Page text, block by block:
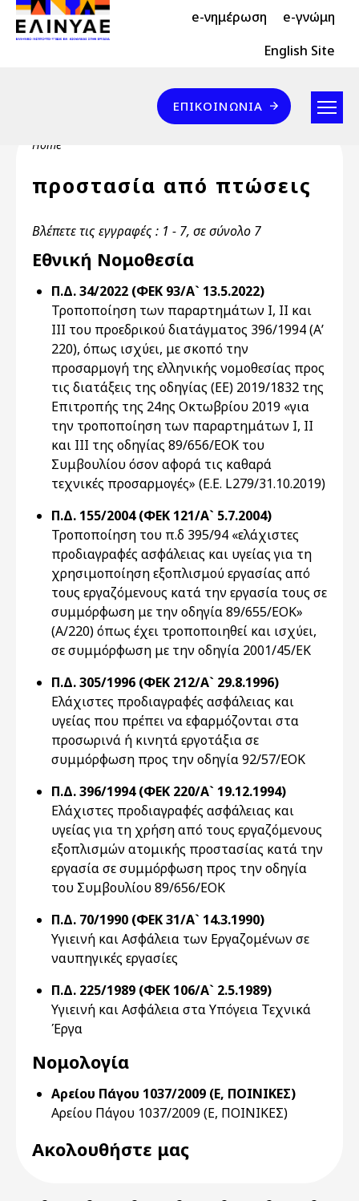
Skip to main content
Header Top 2 e-νημέρωση e-γνώμη
Header Top English Site
Επικοινωνία
ΕΠΙΚΟΙΝΩΝΊΑ
Breadcrumb
Home
προστασία από πτώσεις
Βλέπετε τις εγγραφές : 1 - 7, σε σύνολο 7
Εθνική Νομοθεσία
Π.Δ. 34/2022 (ΦΕΚ 93/Α` 13.5.2022)
Τροποποίηση των παραρτημάτων Ι, ΙΙ και
ΙΙΙ του προεδρικού διατάγματος 396/1994 (Α’
220), όπως ισχύει, με σκοπό την
προσαρμογή της ελληνικής νομοθεσίας προς
τις διατάξεις της οδηγίας (ΕΕ) 2019/1832 της
Επιτροπής της 24ης Οκτωβρίου 2019 «για
την τροποποίηση των παραρτημάτων Ι, ΙΙ
και ΙΙΙ της οδηγίας 89/656/ΕΟΚ του
Συμβουλίου όσον αφορά τις καθαρά
τεχνικές προσαρμογές» (Ε.Ε. L279/31.10.2019)
Π.Δ. 155/2004 (ΦΕΚ 121/Α` 5.7.2004)
Τροποποίηση του π.δ 395/94 «ελάχιστες
προδιαγραφές ασφάλειας και υγείας για τη
χρησιμοποίηση εξοπλισμού εργασίας από
τους εργαζόμενους κατά την εργασία τους σε
συμμόρφωση με την οδηγία 89/655/ΕΟΚ»
(Α/220) όπως έχει τροποποιηθεί και ισχύει,
σε συμμόρφωση με την οδηγία 2001/45/ΕΚ
Π.Δ. 305/1996 (ΦΕΚ 212/Α` 29.8.1996)
Eλάχιστες προδιαγραφές ασφάλειας και
υγείας που πρέπει να εφαρμόζονται στα
προσωρινά ή κινητά εργοτάξια σε
συμμόρφωση προς την οδηγία 92/57/EOK
Π.Δ. 396/1994 (ΦΕΚ 220/Α` 19.12.1994)
Eλάχιστες προδιαγραφές ασφάλειας και
υγείας για τη χρήση από τους εργαζόμενους
εξοπλισμών ατομικής προστασίας κατά την
εργασία σε συμμόρφωση προς την οδηγία
του Συμβουλίου 89/656/EOK
Π.Δ. 70/1990 (ΦΕΚ 31/Α` 14.3.1990)
Υγιεινή και Ασφάλεια των Εργαζομένων σε
ναυπηγικές εργασίες
Π.Δ. 225/1989 (ΦΕΚ 106/Α` 2.5.1989)
Υγιεινή και Ασφάλεια στα Υπόγεια Τεχνικά
Έργα
Νομολογία
Αρείου Πάγου 1037/2009 (Ε, ΠΟΙΝΙΚΕΣ)
Αρείου Πάγου 1037/2009 (Ε, ΠΟΙΝΙΚΕΣ)
Ακολουθήστε μας